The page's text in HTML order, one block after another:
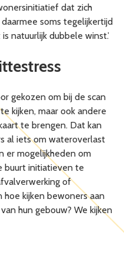
dat zich
soms tegelijkertijd
natuurlijk dubbele winst.’
gekozen om bij de scan
kijken, maar ook andere
te brengen. Dat kan
al iets om wateroverlast
er mogelijkheden om
buurt initiatieven te
of
hoe kijken bewoners aan
hun gebouw? We kijken